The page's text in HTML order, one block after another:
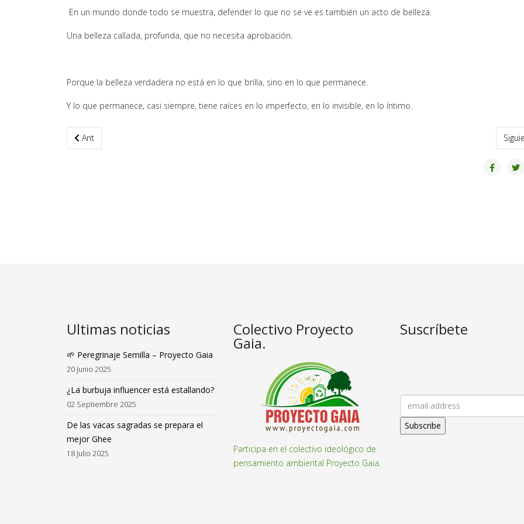
En un mundo donde todo se muestra, defender lo que no se ve es también un acto de belleza.
Una belleza callada, profunda, que no necesita aprobación.
Porque la belleza verdadera no está en lo que brilla, sino en lo que permanece.
Y lo que permanece, casi siempre, tiene raíces en lo imperfecto, en lo invisible, en lo íntimo.
Artículo anterior: “Si no sirves… no sirves”
Ant
Ultimas noticias
🌱 Peregrinaje Semilla – Proyecto Gaia
20 Junio 2025
¿La burbuja influencer está estallando?
02 Septiembre 2025
De las vacas sagradas se prepara el
mejor Ghee
18 Julio 2025
Colectivo Proyecto
Gaia.
Participa en el colectivo ideológico de
pensamiento ambiental Proyecto Gaia.
Suscríbete